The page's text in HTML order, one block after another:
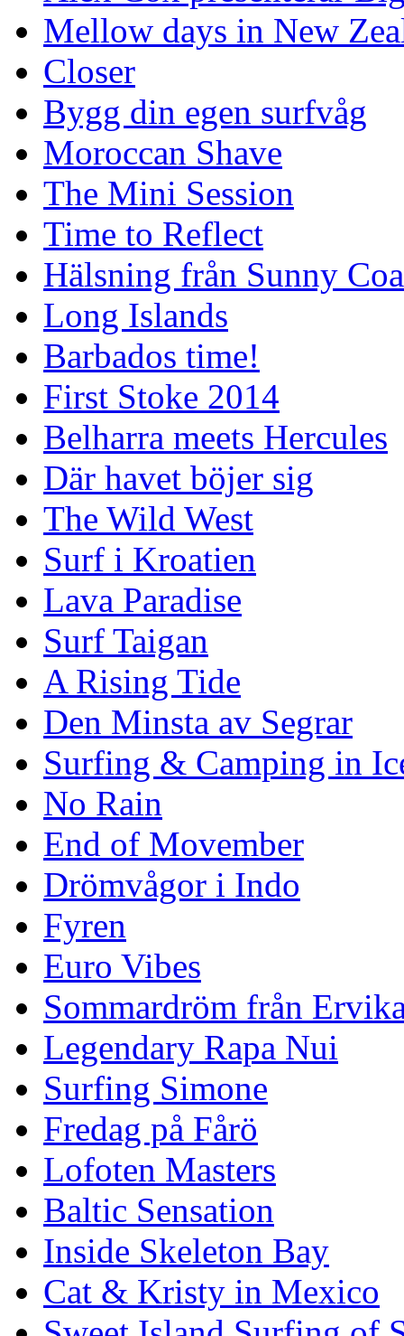
Mellow days in New
Closer
Bygg din egen surfvåg
Moroccan Shave
The Mini Session
Time to Reflect
Hälsning från Sunny
Long Islands
Barbados time!
First Stoke 2014
Belharra meets Hercules
Där havet böjer sig
The Wild West
Surf i Kroatien
Lava Paradise
Surf Taigan
A Rising Tide
Den Minsta av Segrar
Surfing & Camping in
No Rain
End of Movember
Drömvågor i Indo
Fyren
Euro Vibes
Sommardröm från
Legendary Rapa Nui
Surfing Simone
Fredag på Fårö
Lofoten Masters
Baltic Sensation
Inside Skeleton Bay
Cat & Kristy in Mexico